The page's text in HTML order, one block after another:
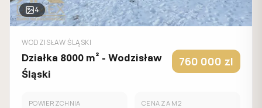
4
WODZISŁAW ŚLĄSKI
Działka 8000 m² - Wodzisław
Śląski
760 000 zl
POWIERZCHNIA CENA ZA M2